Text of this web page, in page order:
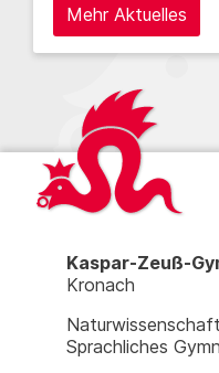
Mehr Aktuelles
Kaspar-Zeuß-
Kronach
Sprachliches